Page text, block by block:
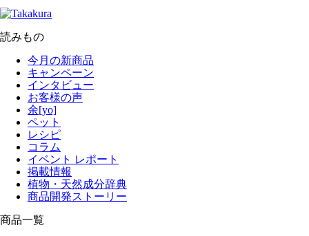
読みもの
今月の新商品
キャンペーン
インタビュー
お客様の声
余[yo]
ペット
レシピ
コラム
イベント レポート
掲載情報
植物・天然成分辞典
商品開発ストーリー
商品一覧